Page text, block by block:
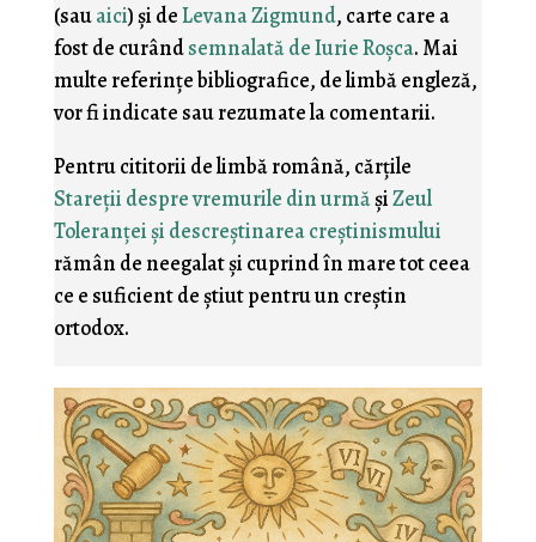
(sauaici) şi deLevana Zigmund, carte care a
fost de curândsemnalată de Iurie Roşca. Mai
multe referinţe bibliografice, de limbă engleză,
vor fi indicate sau rezumate la comentarii.
Pentru cititorii de limbă română, cărţile
Stareţii despre vremurile din urmăşiZeul
Toleranţei şi descreştinarea creştinismului
rămân de neegalat şi cuprind în mare tot ceea
ce e suficient de ştiut pentru un creştin
ortodox.